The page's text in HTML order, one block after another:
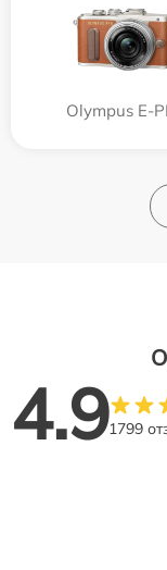
Olympus E-
4.91799